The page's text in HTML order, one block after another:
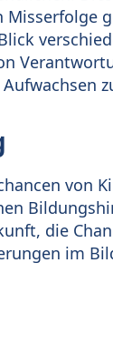
Misserfolge
von
die
im